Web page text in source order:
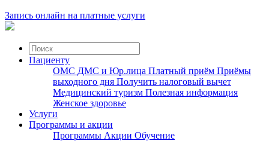
Запись онлайн на платные услуги
Пациенту
ОМС ДМС и Юр.лица Платный приём Приёмы
выходного дня Получить налоговый вычет
Медицинский туризм Полезная информация
Женское здоровье
Услуги
Программы и акции
Программы Акции Обучение